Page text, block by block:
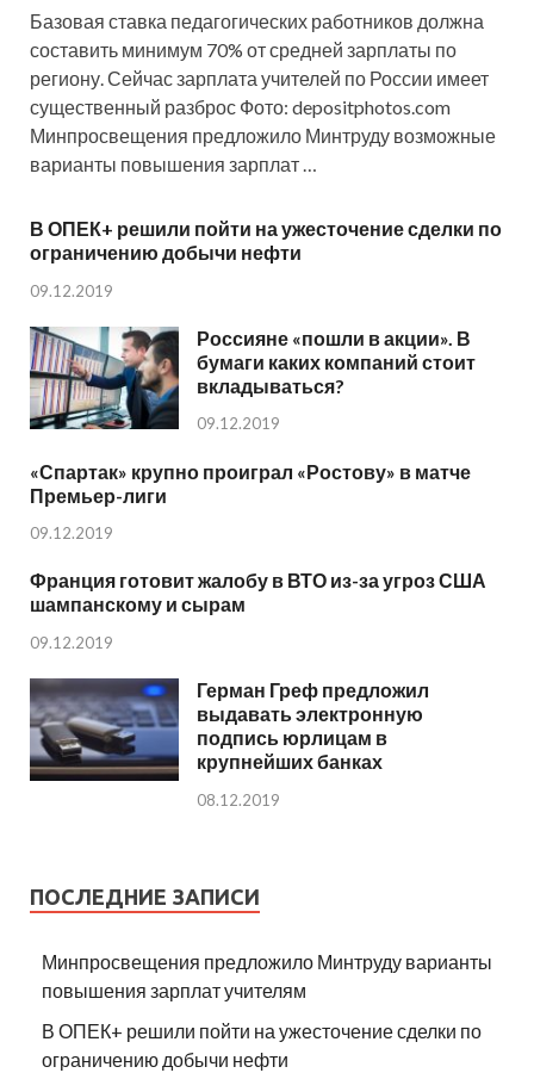
Базовая ставка педагогических работников должна
составить минимум 70% от средней зарплаты по
региону. Сейчас зарплата учителей по России имеет
существенный разброс Фото: depositphotos.com
Минпросвещения предложило Минтруду возможные
варианты повышения зарплат …
В ОПЕК+ решили пойти на ужесточение сделки по
ограничению добычи нефти
09.12.2019
Россияне «пошли в акции». В
бумаги каких компаний стоит
вкладываться?
09.12.2019
«Спартак» крупно проиграл «Ростову» в матче
Премьер-лиги
09.12.2019
Франция готовит жалобу в ВТО из-за угроз США
шампанскому и сырам
09.12.2019
Герман Греф предложил
выдавать электронную
подпись юрлицам в
крупнейших банках
08.12.2019
ПОСЛЕДНИЕ ЗАПИСИ
Минпросвещения предложило Минтруду варианты
повышения зарплат учителям
В ОПЕК+ решили пойти на ужесточение сделки по
ограничению добычи нефти